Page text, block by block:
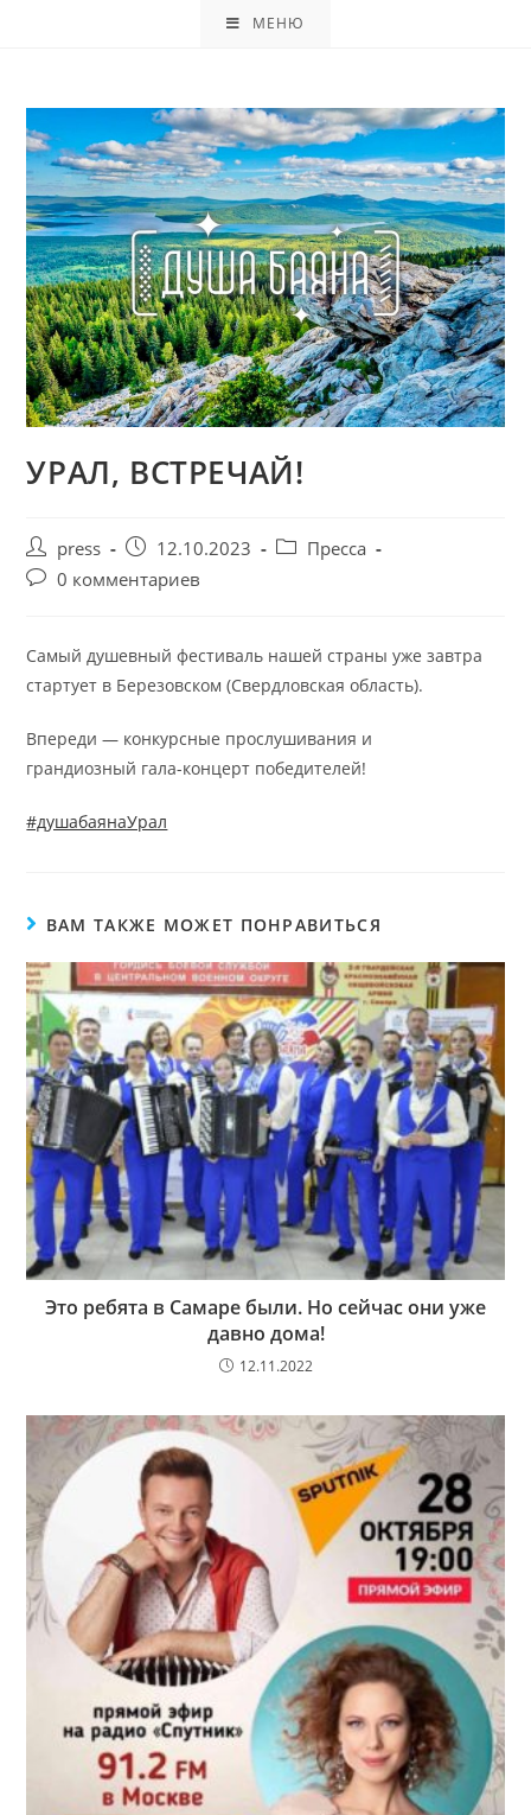
МЕНЮ
УРАЛ, ВСТРЕЧАЙ!
press 12.10.2023
Пресса
0 комментариев
Самый душевный фестиваль нашей страны уже завтра
стартует в Березовском (Свердловская область).
Впереди — конкурсные прослушивания и
грандиозный гала-концерт победителей!
#душабаянаУрал
ВАМ ТАКЖЕ МОЖЕТ ПОНРАВИТЬСЯ
Это ребята в Самаре были. Но сейчас они уже
давно дома!
12.11.2022